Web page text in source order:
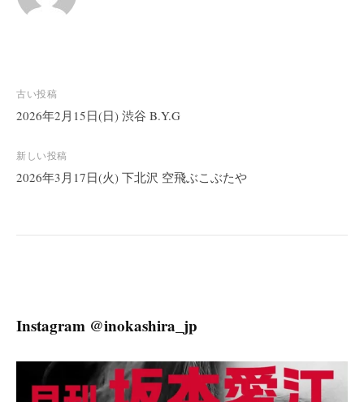
投
稿
ビ
ゲ
古い投稿
2026年2月15日(日) 渋谷 B.Y.G
新しい投稿
2026年3月17日(火) 下北沢 空飛ぶこぶたや
Instagram @inokashira_jp